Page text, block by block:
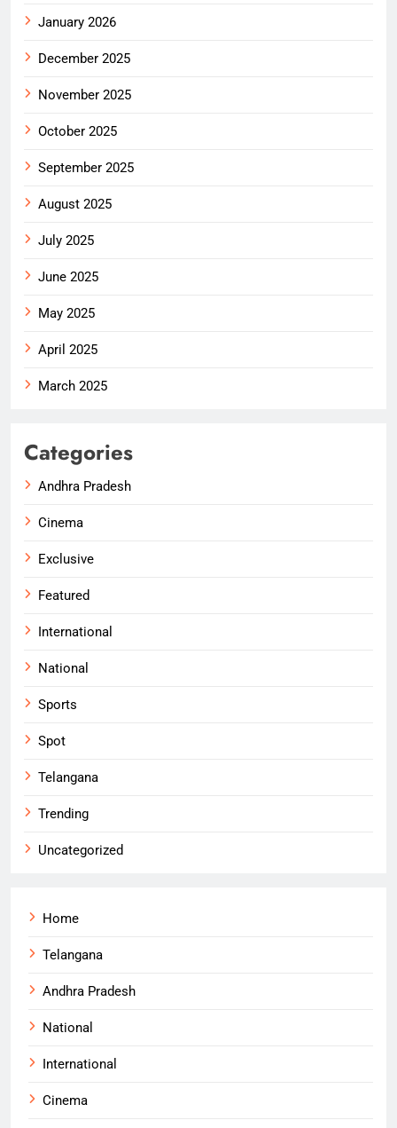
January 2026
December 2025
November 2025
October 2025
September 2025
August 2025
July 2025
June 2025
May 2025
April 2025
March 2025
Categories
Andhra Pradesh
Cinema
Exclusive
Featured
International
National
Sports
Spot
Telangana
Trending
Uncategorized
Home
Telangana
Andhra Pradesh
National
International
Cinema